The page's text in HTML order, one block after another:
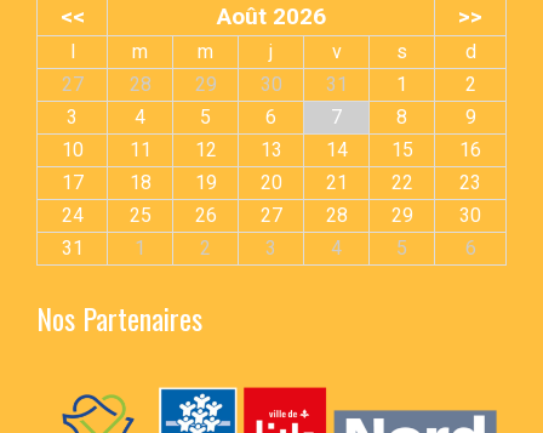
<< Août 2026 >>
l m m j v s
d
27
28 29 30 31 1
2
3
4 5 6 7 8
9
10
11 12 13 14 15
16
17
18 19 20 21 22
23
24
25 26 27 28 29
30
31
1 2 3 4 5 6
Nos Partenaires